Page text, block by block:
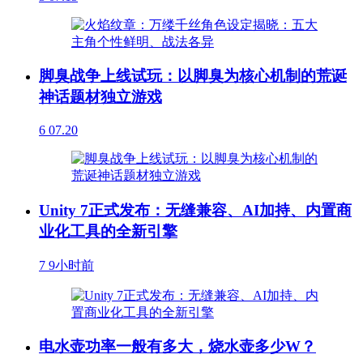
脚臭战争上线试玩：以脚臭为核心机制的荒诞
神话题材独立游戏
6 07.20
Unity 7正式发布：无缝兼容、AI加持、内置商
业化工具的全新引擎
7 9小时前
电水壶功率一般有多大，烧水壶多少W？